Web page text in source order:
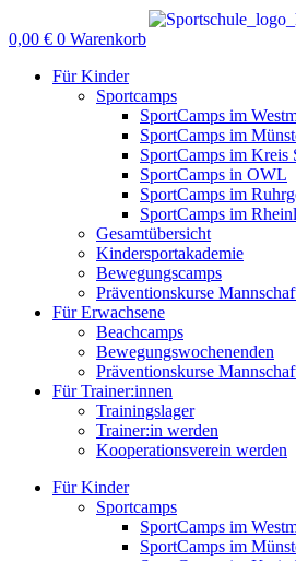
Inhalt
0,00 € 0 Warenkorb
Für Kinder
Sportcamps
SportCamps im
SportCamps im
SportCamps im Kreis
SportCamps in OWL
SportCamps im
SportCamps im
Gesamtübersicht
Kindersportakademie
Bewegungscamps
Präventionskurse
Für Erwachsene
Beachcamps
Bewegungswochenenden
Präventionskurse
Für Trainer:innen
Trainingslager
Trainer:in werden
Kooperationsverein werden
Für Kinder
Sportcamps
SportCamps im
SportCamps im